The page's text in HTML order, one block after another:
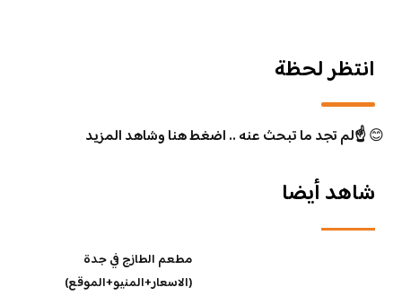
انتظر لحظة
😊☝️لم تجد ما تبحث عنه .. اضغط هنا وشاهد المزيد
شاهد أيضا
مطعم الطازج في جدة
(الاسعار+المنيو+الموقع)